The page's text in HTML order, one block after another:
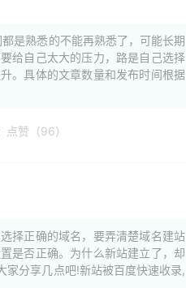
是熟悉的不能再熟悉了，可能长期
给自己太大的压力，路是自己选择
。具体的文章数量和发布时间根据
点赞（96）
择正确的域名，要弄清楚域名建站
是否正确。为什么新站建立了，却
家分享几点吧!新站被百度快速收录,